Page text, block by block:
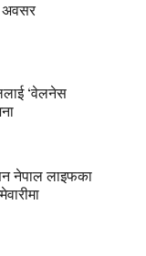
अवसर
‘वेलनेस
नेपाल लाइफका